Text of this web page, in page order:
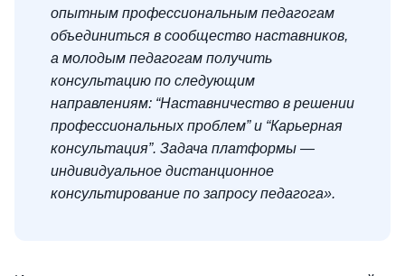
опытным профессиональным педагогам
объединиться в сообщество наставников,
а молодым педагогам получить
консультацию по следующим
направлениям: “Наставничество в решении
профессиональных проблем” и “Карьерная
консультация”. Задача платформы —
индивидуальное дистанционное
консультирование по запросу педагога».